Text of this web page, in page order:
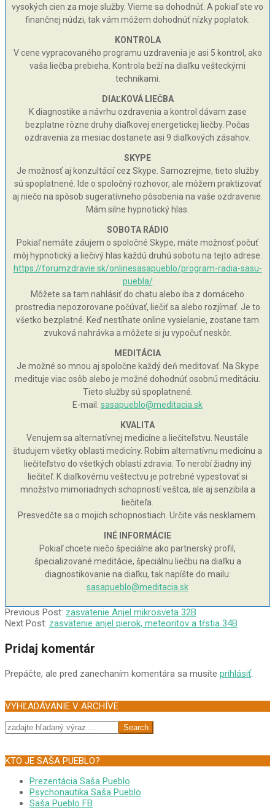
vysokých cien za moje služby. Vieme sa dohodnúť. A pokiaľ ste vo
finančnej núdzi, tak vám môžem dohodnúť nízky poplatok.
KONTROLA
V cene vypracovaného programu uzdravenia je asi 5 kontrol, ako
vaša liečba prebieha. Kontrola beží na diaľku vešteckými
technikami.
DIAĽKOVÁ LIEČBA
K diagnostike a návrhu ozdravenia a kontrol dávam zase
bezplatne rôzne druhy diaľkovej energetickej liečby. Počas
ozdravenia za mesiac dostanete asi 9 diaľkových zásahov.
SKYPE
Je možnosť aj konzultácií cez Skype. Samozrejme, tieto služby
sú spoplatnené. Ide o spoločný rozhovor, ale môžem praktizovať
aj niečo na spôsob sugeratívneho pôsobenia na vaše ozdravenie.
Mám silne hypnotický hlas.
SOBOTA RÁDIO
Pokiaľ nemáte záujem o spoločné Skype, máte možnosť počuť
môj hypnotický a liečivý hlas každú druhú sobotu na tejto adrese:
https://forumzdravie.sk/onlinesasapueblo/program-radia-sasu-
puebla/
Môžete sa tam nahlásiť do chatu alebo iba z domáceho
prostredia nepozorovane počúvať, liečiť sa alebo rozjímať. Je to
všetko bezplatné. Keď nestíhate online vysielanie, zostane tam
zvuková nahrávka a môžete si ju vypočuť neskôr.
MEDITÁCIA
Je možné so mnou aj spoločne každý deň meditovať. Na Skype
medituje viac osôb alebo je možné dohodnúť osobnú meditáciu.
Tieto služby sú spoplatnené.
E-mail: sasapueblo@meditacia.sk
KVALITA
Venujem sa alternatívnej medicíne a liečiteľstvu. Neustále
študujem všetky oblasti medicíny. Robím alternatívnu medicínu a
liečiteľstvo do všetkých oblastí zdravia. To nerobí žiadny iný
liečiteľ. K diaľkovému veštectvu je potrebné vypestovať si
množstvo mimoriadnych schopností veštca, ale aj senzibila a
liečiteľa.
Presvedčte sa o mojich schopnostiach. Určite vás nesklamem.
INÉ INFORMÁCIE
Pokiaľ chcete niečo špeciálne ako partnerský profil,
špecializované meditácie, špeciálnu liečbu na diaľku a
diagnostikovanie na diaľku, tak napíšte do mailu:
sasapueblo@meditacia.sk
2010-
10-
Previous Post: zasvätenie Anjel mikrosveta 32B
Next Post: zasvätenie anjel pierok, meteoritov a tŕstia 34B
Pridaj komentár
Prepáčte, ale pred zanechaním komentára sa musíte prihlásiť.
VYHĽADÁVANIE V ARCHÍVE
Search
KTO JE SAŠA PUEBLO?
Prezentácia Saša Pueblo
Psychonautika Saša Pueblo
Saša Pueblo FB